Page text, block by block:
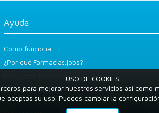
Ayuda
Como funciona
¿Por qué Farmacias.jobs?
Preguntas frecuentes
¿Alguna duda?Contáctanos
Política de privacidad
USO DE COOKIES
para mejorar nuestros servicios así como
aceptas su uso. Puedes cambiar la